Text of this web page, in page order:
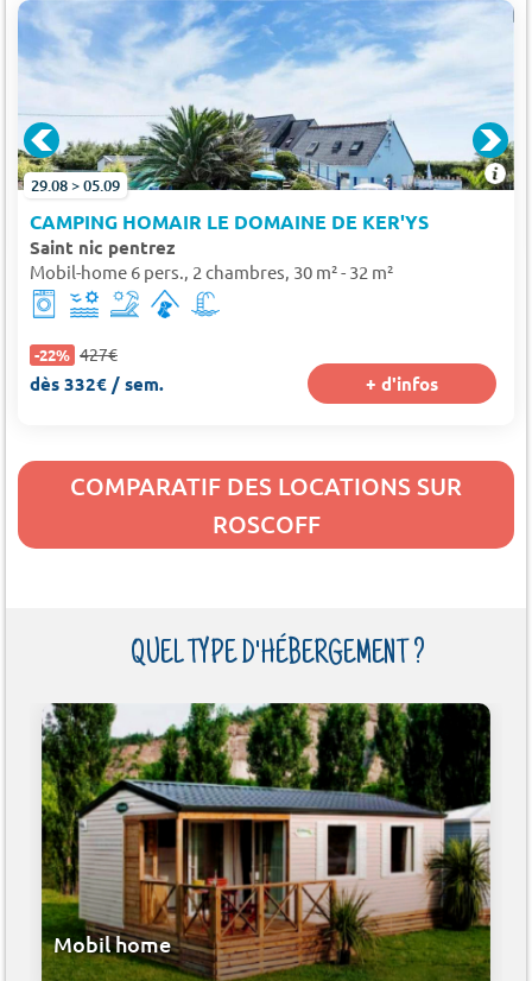
29.08 > 05.09
CAMPING HOMAIR LE DOMAINE DE KER'YS
Saint nic pentrez
Mobil-home 6 pers., 2 chambres, 30 m² - 32 m²
-22% 427€
dès 332€ / sem. + d'infos
COMPARATIF DES LOCATIONS SUR
ROSCOFF
QUEL TYPE D'HÉBERGEMENT ?
Mobil home